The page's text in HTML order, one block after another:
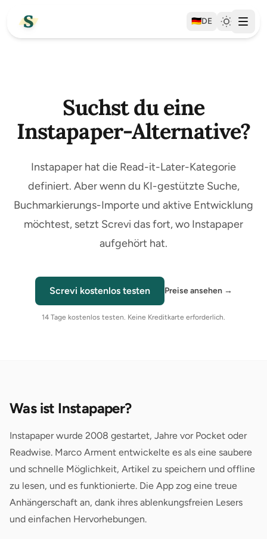
🇩🇪DE
Suchst du eine
Instapaper-Alternative?
Instapaper hat die Read-it-Later-Kategorie
definiert. Aber wenn du KI-gestützte Suche,
Buchmarkierungs-Importe und aktive Entwicklung
möchtest, setzt Screvi das fort, wo Instapaper
aufgehört hat.
Screvi kostenlos testen Preise ansehen →
14 Tage kostenlos testen. Keine Kreditkarte erforderlich.
Was ist Instapaper?
Instapaper wurde 2008 gestartet, Jahre vor Pocket oder
Readwise. Marco Arment entwickelte es als eine saubere
und schnelle Möglichkeit, Artikel zu speichern und offline
zu lesen, und es funktionierte. Die App zog eine treue
Anhängerschaft an, dank ihres ablenkungsfreien Lesers
und einfachen Hervorhebungen.